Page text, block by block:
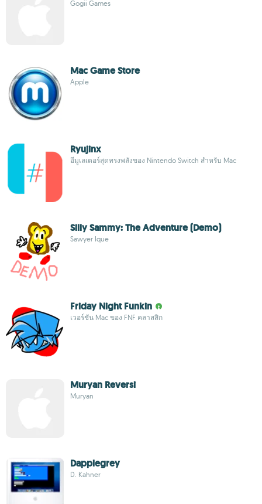
Gogii Games
Mac Game Store
Apple
Ryujinx
อีมูเลเตอร์สุดทรงพลังของ Nintendo Switch สำหรับ Mac
Silly Sammy: The Adventure (Demo)
Sawyer Ique
Friday Night Funkin
เวอร์ชัน Mac ของ FNF คลาสสิก
Muryan Reversi
Muryan
Dapplegrey
D. Kahner